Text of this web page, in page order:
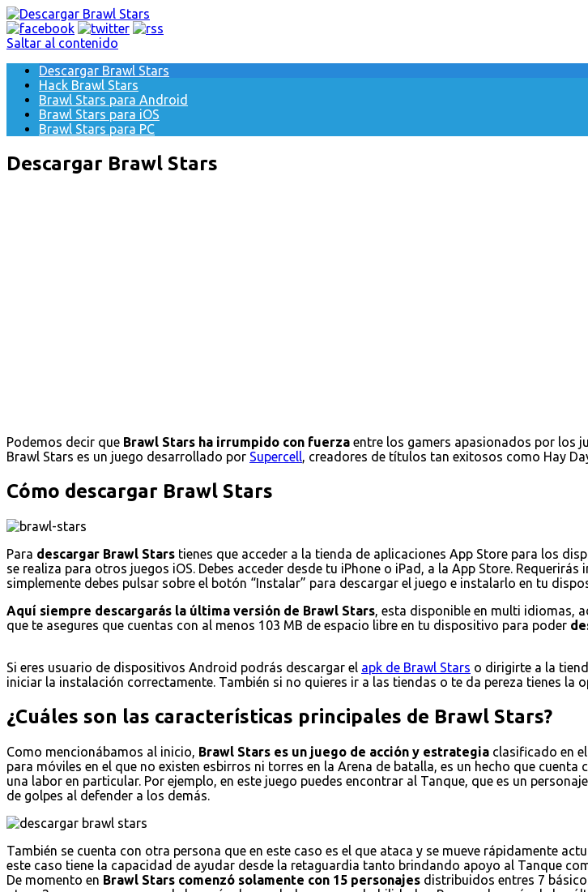
Saltar al contenido
Descargar Brawl Stars
Hack Brawl Stars
Brawl Stars para Android
Brawl Stars para iOS
Brawl Stars para PC
Descargar Brawl Stars
Podemos decir que Brawl Stars ha irrumpido con fuerza entre los gamers apasionados por los
Brawl Stars es un juego desarrollado por Supercell, creadores de títulos tan exitosos como Hay
Cómo descargar Brawl Stars
Para descargar Brawl Stars tienes que acceder a la tienda de aplicaciones App Store para los
se realiza para otros juegos iOS. Debes acceder desde tu iPhone o iPad, a la App Store.
simplemente debes pulsar sobre el botón “Instalar” para descargar el juego e instalarlo en tu
Aquí siempre descargarás la última versión de Brawl Stars, esta disponible en multi idiomas,
que te asegures que cuentas con al menos 103 MB de espacio libre en tu dispositivo para poder
Si eres usuario de dispositivos Android podrás descargar el apk de Brawl Stars o dirigirte a la
iniciar la instalación correctamente. También si no quieres ir a las tiendas o te da pereza tienes la
¿Cuáles son las características principales de Brawl Stars?
Como mencionábamos al inicio, Brawl Stars es un juego de acción y estrategia clasificado en
para móviles en el que no existen esbirros ni torres en la Arena de batalla, es un hecho que
una labor en particular. Por ejemplo, en este juego puedes encontrar al Tanque, que es un
de golpes al defender a los demás.
También se cuenta con otra persona que en este caso es el que ataca y se mueve rápidamente
este caso tiene la capacidad de ayudar desde la retaguardia tanto brindando apoyo al Tanque
De momento en Brawl Stars comenzó solamente con 15 personajes distribuidos entres 7